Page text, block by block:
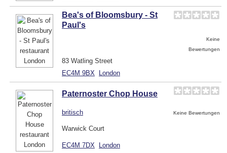
Bea's of Bloomsbury - St
Paul's
Keine
Bewertungen
83 Watling Street
EC4M 9BX
London
Paternoster Chop House
britisch Keine Bewertungen
Warwick Court
EC4M 7DX London